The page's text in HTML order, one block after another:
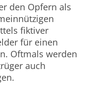
den Opfern als
fiktiver
für einen
Oftmals werden
auch